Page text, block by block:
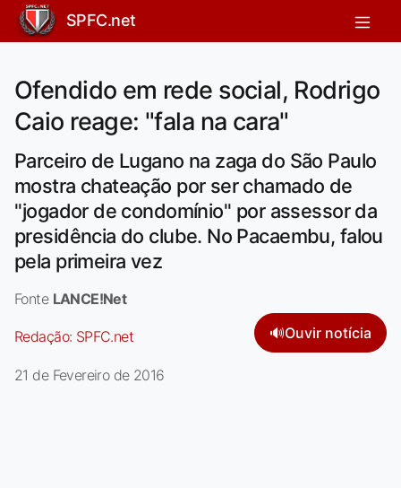
SPFC.net
Ofendido em rede social, Rodrigo
Caio reage: "fala na cara"
Parceiro de Lugano na zaga do São Paulo
mostra chateação por ser chamado de
''jogador de condomínio'' por assessor da
presidência do clube. No Pacaembu, falou
pela primeira vez
Fonte LANCE!Net
Redação: SPFC.net 🔊Ouvir notícia
21 de Fevereiro de 2016